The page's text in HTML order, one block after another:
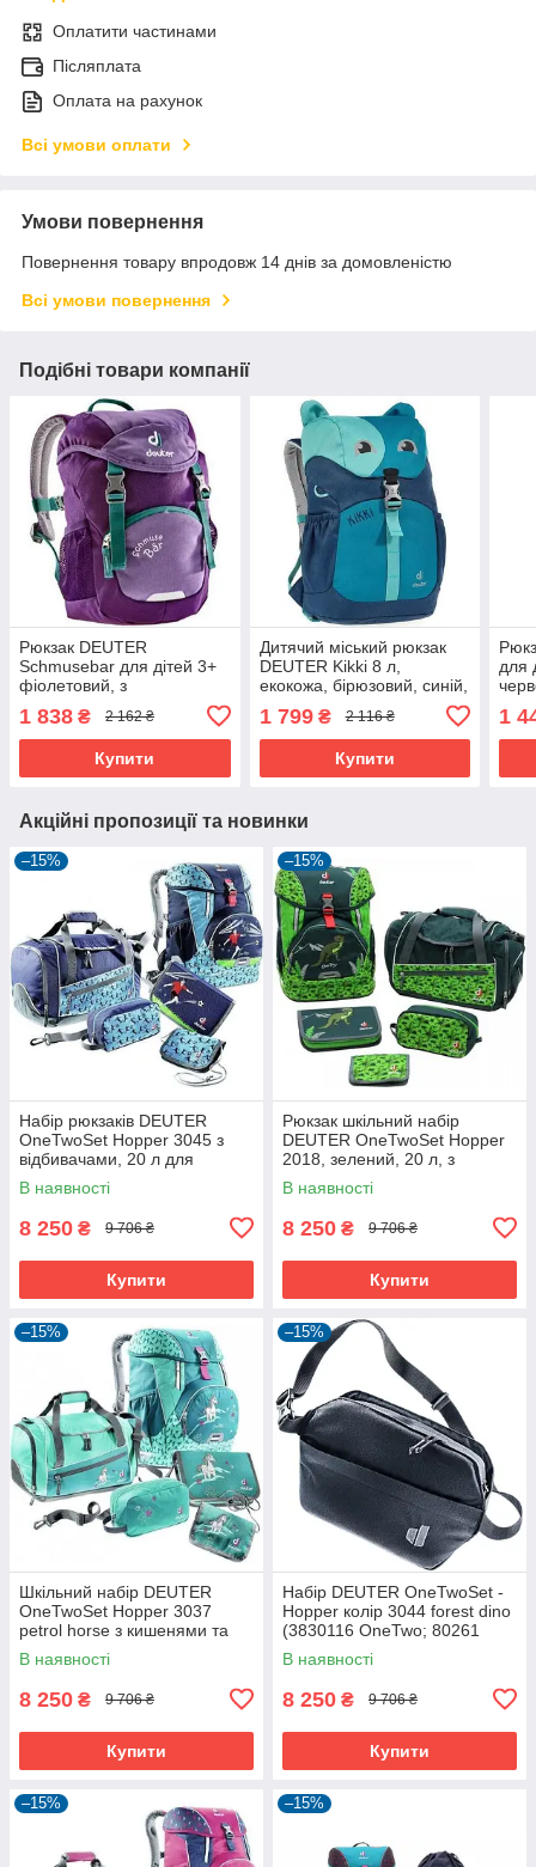
Оплатити частинами
Післяплата
Оплата на рахунок
Всі умови оплати
Умови повернення
Повернення товару впродовж 14 днів за домовленістю
Всі умови повернення
Подібні товари компанії
Рюкзак DEUTER
Schmusebar для дітей 3+
фіолетовий, з
ергономічними лямками,
8 л
1 838 ₴ 2 162 ₴
Купити
Дитячий міський рюкзак
DEUTER Kikki 8 л,
екокожа, бірюзовий, синій,
1 799₴ 2 116 ₴
Купити
для
1
Акційні пропозиції та новинки
–15%
Набір рюкзаків DEUTER
OneTwoSet Hopper 3045 з
відбивачами, 20 л для
школярів
В наявності
8 250 ₴ 9 706 ₴
Купити
–15%
Рюкзак шкільний набір
DEUTER OneTwoSet Hopper
2018, зелений, 20 л, з
кишенями та відбивачами.
В наявності
8 250 ₴ 9 706 ₴
Купити
–15%
Шкільний набір DEUTER
OneTwoSet Hopper 3037
petrol horse з кишенями та
відбивачами
В наявності
8 250 ₴ 9 706 ₴
Купити
–15%
Набір DEUTER OneTwoSet -
Hopper колір 3044 forest dino
(3830116 OneTwo; 80261
Hopper; 3890215 Chest
Wallet;
В наявності
8 250 ₴ 9 706 ₴
Купити
–15% –15%